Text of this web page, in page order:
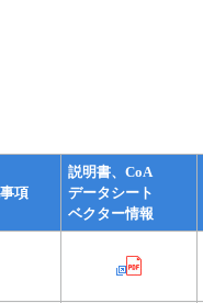
項
説明書、CoA
データシート
ベクター情報